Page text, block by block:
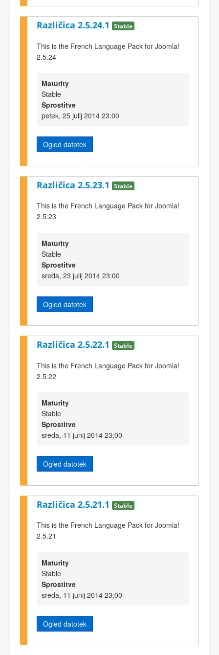
Različica 2.5.24.1 Stable
This is the French Language Pack for Joomla!
2.5.24
Maturity
Stable
Sprostitve
petek, 25 julij 2014 23:00
Ogled datotek
Različica 2.5.23.1 Stable
This is the French Language Pack for Joomla!
2.5.23
Maturity
Stable
Sprostitve
sreda, 23 julij 2014 23:00
Ogled datotek
Različica 2.5.22.1 Stable
This is the French Language Pack for Joomla!
2.5.22
Maturity
Stable
Sprostitve
sreda, 11 junij 2014 23:00
Ogled datotek
Različica 2.5.21.1 Stable
This is the French Language Pack for Joomla!
2.5.21
Maturity
Stable
Sprostitve
sreda, 11 junij 2014 23:00
Ogled datotek